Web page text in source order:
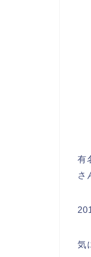
有
さ
気